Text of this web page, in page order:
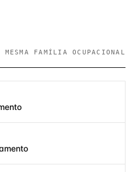
MESMA FAMÍLIA OCUPACIONAL